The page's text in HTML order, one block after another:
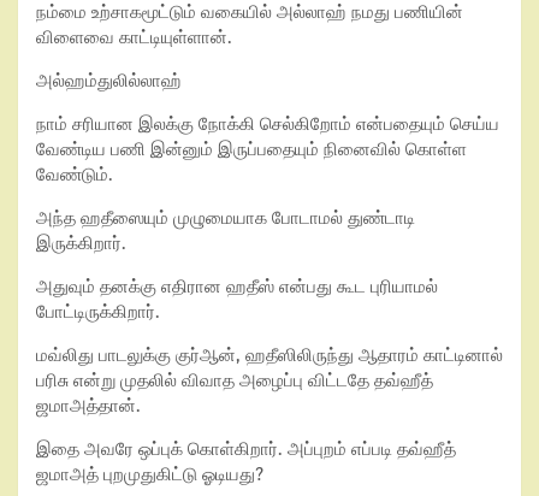
நம்மை உற்சாகமூட்டும் வகையில் அல்லாஹ் நமது பணியின்
விளைவை காட்டியுள்ளான்.
அல்ஹம்துலில்லாஹ்
நாம் சரியான இலக்கு நோக்கி செல்கிறோம் என்பதையும் செய்ய
வேண்டிய பணி இன்னும் இருப்பதையும் நினைவில் கொள்ள
வேண்டும்.
அந்த ஹதீஸையும் முழுமையாக போடாமல் துண்டாடி
இருக்கிறார்.
அதுவும் தனக்கு எதிரான ஹதீஸ் என்பது கூட புரியாமல்
போட்டிருக்கிறார்.
மவ்லிது பாடலுக்கு குர்ஆன், ஹதீஸிலிருந்து ஆதாரம் காட்டினால்
பரிசு என்று முதலில் விவாத அழைப்பு விட்டதே தவ்ஹீத்
ஜமாஅத்தான்.
இதை அவரே ஒப்புக் கொள்கிறார். அப்புறம் எப்படி தவ்ஹீத்
ஜமாஅத் புறமுதுகிட்டு ஓடியது?